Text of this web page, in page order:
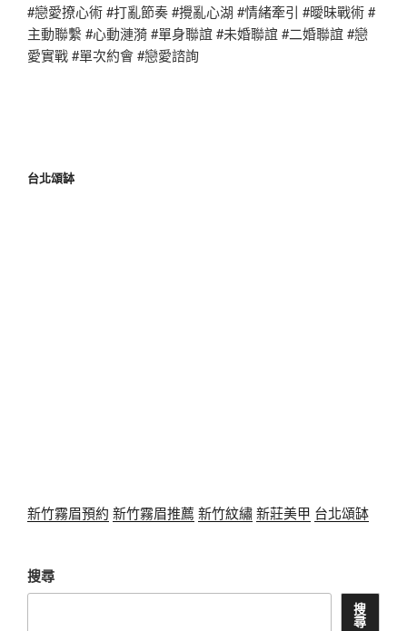
#戀愛撩心術 #打亂節奏 #攪亂心湖 #情緒牽引 #曖昧戰術 #
主動聯繫 #心動漣漪 #單身聯誼 #未婚聯誼 #二婚聯誼 #戀
愛實戰 #單次約會 #戀愛諮詢
台北頌缽
新竹霧眉預約 新竹霧眉推薦 新竹紋繡新莊美甲 台北頌缽
搜尋
搜
尋